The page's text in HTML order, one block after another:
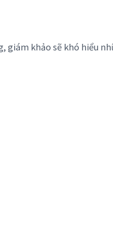
giám khảo sẽ khó hiểu